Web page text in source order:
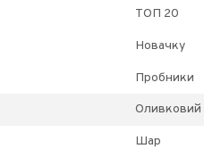
ТОП 20
Новачку
Пробники
Оливковий
Шар